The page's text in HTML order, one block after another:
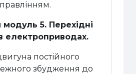
модуль 5. Перехідні
електроприводах.
постійного
збудження до